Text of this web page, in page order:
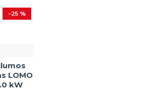
-25 %
LOMO
kW